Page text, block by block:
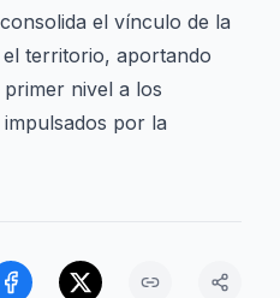
el vínculo de la
territorio, aportando
nivel a los
por la